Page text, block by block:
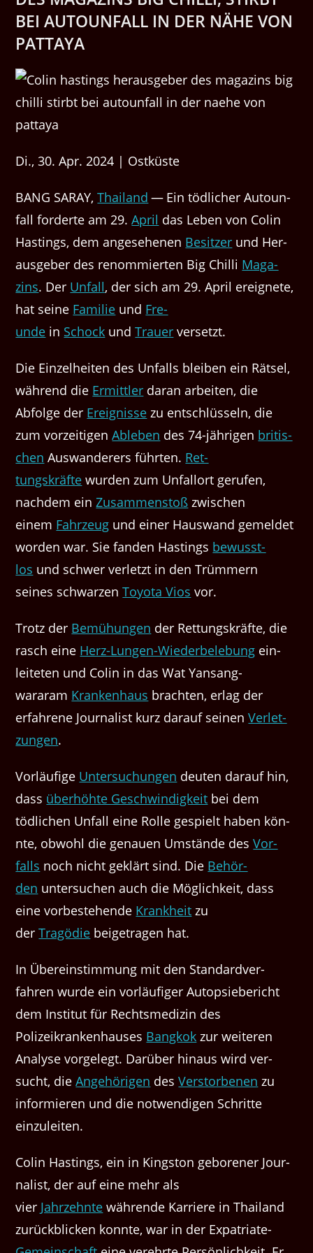
BEI AUTOUNFALL IN DER NÄHE VON
PATTAYA
Di., 30. Apr. 2024 | Ostküste
BANG SARAY,Thai­land — Ein tödlich­er Autoun­
fall forderte am 29.April das Leben von Col­in
Hast­ings, dem ange­se­henen Besitzer und Her­
aus­ge­ber des renom­mierten Big Chilli Mag­a­
zins. Der Unfall, der sich am 29. April ereignete,
hat seine Fam­i­lie und Fre­
unde in Schock undTrauer versetzt.
Die Einzel­heit­en des Unfalls bleiben ein Rät­sel,
während die Ermit­tler daran arbeit­en, die
Abfolge der Ereignisse zu entschlüs­seln, die
zum vorzeit­i­genAbleben des 74-jähri­gen britis­
chen Auswan­der­ers führten. Ret­
tungskräfte wur­den zum Unfal­lort gerufen,
nach­dem einZusam­men­stoß zwis­chen
einem Fahrzeug und ein­er Hauswand gemeldet
wor­den war. Sie fan­den Hast­ings bewusst­
los und schw­er ver­let­zt in den Trüm­mern
seines schwarzenToy­ota Vios vor.
Trotz der Bemühun­gen der Ret­tungskräfte, die
rasch eine Herz-Lun­gen-Wieder­bele­bung ein­
leit­eten und Col­in in das Wat Yansang­
wararam Kranken­haus bracht­en, erlag der
erfahrene Jour­nal­ist kurz darauf seinenVer­let­
zun­gen.
Vor­läu­fige Unter­suchun­gen deuten darauf hin,
dass über­höhte Geschwindigkeit bei dem
tödlichen Unfall eine Rolle gespielt haben kön­
nte, obwohl die genauen Umstände desVor­
falls noch nicht gek­lärt sind. Die Behör­
den unter­suchen auch die Möglichkeit, dass
eine vorbeste­hende Krankheit zu
derTragödie beige­tra­gen hat.
In Übere­in­stim­mung mit den Stan­dard­ver­
fahren wurde ein vor­läu­figer Autop­siebericht
dem Insti­tut für Rechtsmedi­zin des
Polizeikranken­haus­es Bangkok zur weit­eren
Analyse vorgelegt. Darüber hin­aus wird ver­
sucht, dieAnge­höri­gen desVer­stor­be­nen zu
informieren und die notwendi­gen Schritte
einzuleiten.
Col­in Hast­ings, ein in Kingston geboren­er Jour­
nal­ist, der auf eine mehr als
vier Jahrzehnte währende Kar­riere in Thai­land
zurück­blick­en kon­nte, war in der Expa­tri­ate-